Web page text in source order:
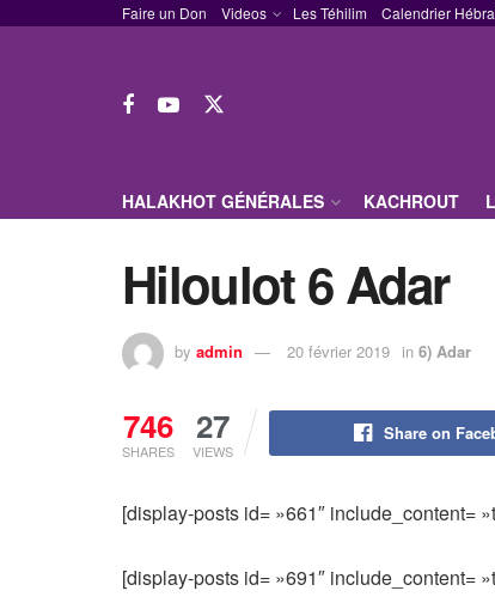
Faire un Don Videos Les Téhilim Calendrier
HALAKHOT GÉNÉRALES KACHROUT
Hiloulot 6 Adar
by admin 20 février 2019 in 6) Adar
746
SHARES
27
VIEWS
Share on
[display-posts id= »661″ include_content=
[display-posts id= »691″ include_content=